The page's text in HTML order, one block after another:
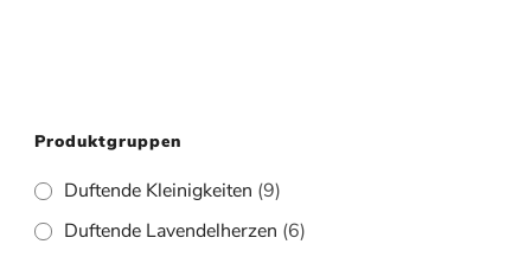
Produktgruppen
Duftende Kleinigkeiten (9)
Duftende Lavendelherzen (6)